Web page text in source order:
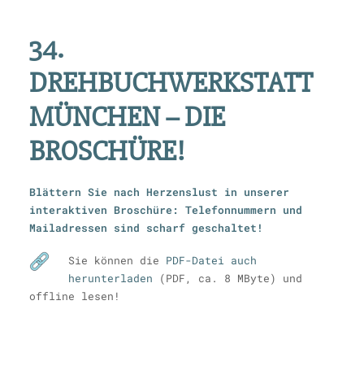
34.
DREHBUCHWERKSTATT
MÜNCHEN – DIE
BROSCHÜRE!
Blättern Sie nach Herzenslust in unserer
interaktiven Broschüre: Telefonnummern und
Mailadressen sind scharf geschaltet!
Sie können die PDF-Datei auch
herunterladen (PDF, ca. 8 MByte) und
offline lesen!